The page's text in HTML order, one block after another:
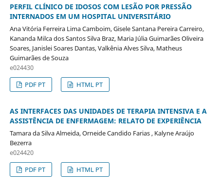
PERFIL CLÍNICO DE IDOSOS COM LESÃO POR PRESSÃO
INTERNADOS EM UM HOSPITAL UNIVERSITÁRIO
Ana Vitória Ferreira Lima Camboim, Gisele Santana Pereira Carreiro,
Kananda Milca dos Santos Silva Braz, Maria Júlia Guimarães Oliveira
Soares, Janislei Soares Dantas, Valkênia Alves Silva, Matheus
Guimarães de Souza
e024430
PDF PT
HTML PT
AS INTERFACES DAS UNIDADES DE TERAPIA INTENSIVA E A
ASSISTÊNCIA DE ENFERMAGEM: RELATO DE EXPERIÊNCIA
Tamara da Silva Almeida, Orneide Candido Farias , Kalyne Araújo
Bezerra
e024420
PDF PT
HTML PT